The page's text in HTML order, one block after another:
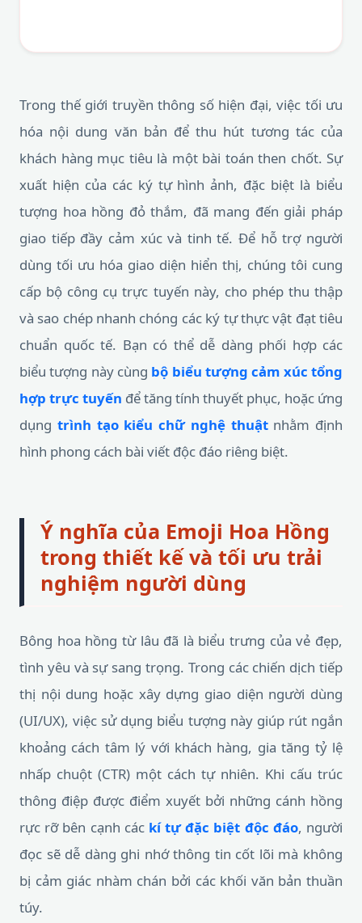
Trong thế giới truyền thông số hiện đại, việc tối ưu
hóa nội dung văn bản để thu hút tương tác của
khách hàng mục tiêu là một bài toán then chốt. Sự
xuất hiện của các ký tự hình ảnh, đặc biệt là biểu
tượng hoa hồng đỏ thắm, đã mang đến giải pháp
giao tiếp đầy cảm xúc và tinh tế. Để hỗ trợ người
dùng tối ưu hóa giao diện hiển thị, chúng tôi cung
cấp bộ công cụ trực tuyến này, cho phép thu thập
và sao chép nhanh chóng các ký tự thực vật đạt tiêu
chuẩn quốc tế. Bạn có thể dễ dàng phối hợp các
biểu tượng này cùng bộ biểu tượng cảm xúc tổng
hợp trực tuyến để tăng tính thuyết phục, hoặc ứng
dụng trình tạo kiểu chữ nghệ thuậtnhằm định
hình phong cách bài viết độc đáo riêng biệt.
Ý nghĩa của Emoji Hoa Hồng
trong thiết kế và tối ưu trải
nghiệm người dùng
Bông hoa hồng từ lâu đã là biểu trưng của vẻ đẹp,
tình yêu và sự sang trọng. Trong các chiến dịch tiếp
thị nội dung hoặc xây dựng giao diện người dùng
(UI/UX), việc sử dụng biểu tượng này giúp rút ngắn
khoảng cách tâm lý với khách hàng, gia tăng tỷ lệ
nhấp chuột (CTR) một cách tự nhiên. Khi cấu trúc
thông điệp được điểm xuyết bởi những cánh hồng
rực rỡ bên cạnh các kí tự đặc biệt độc đáo, người
đọc sẽ dễ dàng ghi nhớ thông tin cốt lõi mà không
bị cảm giác nhàm chán bởi các khối văn bản thuần
túy.